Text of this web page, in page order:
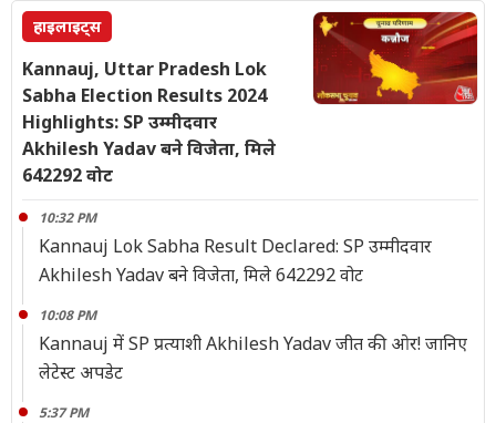
हाइलाइट्स
Kannauj, Uttar Pradesh Lok
Sabha Election Results 2024
Highlights: SP उम्मीदवार
Akhilesh Yadav बने विजेता, मिले
642292 वोट
10:32 PM
Kannauj Lok Sabha Result Declared: SP उम्मीदवार
Akhilesh Yadav बने विजेता, मिले 642292 वोट
10:08 PM
Kannauj में SP प्रत्याशी Akhilesh Yadav जीत की ओर! जानिए
लेटेस्ट अपडेट
5:37 PM